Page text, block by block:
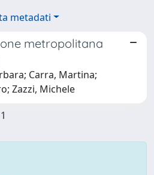
metadati
metropolitana
Carra, Martina;
Zazzi, Michele